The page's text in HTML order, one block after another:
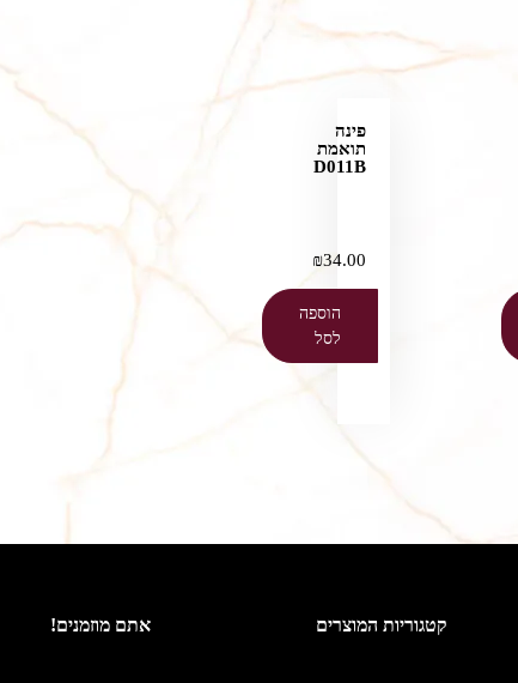
פינה
תואמת
D011B
₪34.00
הוספה
לסל
קטגוריות המוצרים אתם מוזמנים!